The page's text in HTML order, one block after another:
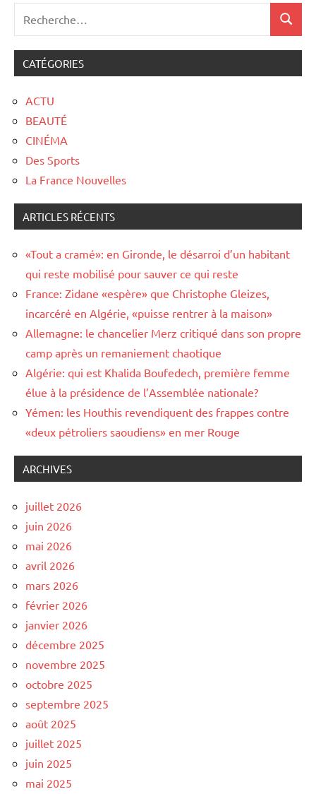
CATÉGORIES
ACTU
BEAUTÉ
CINÉMA
Des Sports
La France Nouvelles
ARTICLES RÉCENTS
«Tout a cramé»: en Gironde, le désarroi d’un habitant
qui reste mobilisé pour sauver ce qui reste
France: Zidane «espère» que Christophe Gleizes,
incarcéré en Algérie, «puisse rentrer à la maison»
Allemagne: le chancelier Merz critiqué dans son propre
camp après un remaniement chaotique
Algérie: qui est Khalida Boufedech, première femme
élue à la présidence de l’Assemblée nationale?
Yémen: les Houthis revendiquent des frappes contre
«deux pétroliers saoudiens» en mer Rouge
ARCHIVES
juillet 2026
juin 2026
mai 2026
avril 2026
mars 2026
février 2026
janvier 2026
décembre 2025
novembre 2025
octobre 2025
septembre 2025
août 2025
juillet 2025
juin 2025
mai 2025